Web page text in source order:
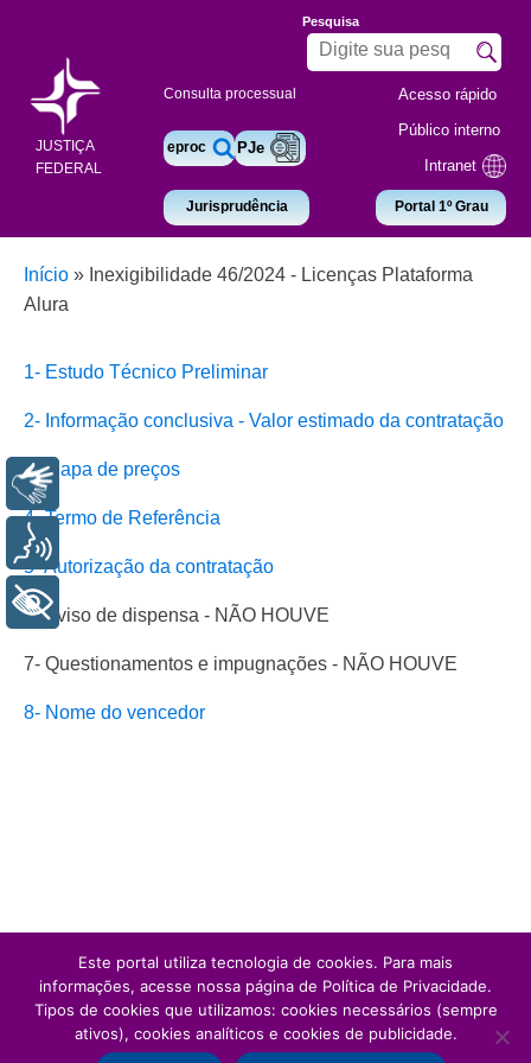
JUSTIÇA
FEDERAL
Consulta processual
eproc PJe
Jurisprudência
Pesquisa
Acesso rápido
Público interno
Intranet
Portal 1º Grau
Início » Inexigibilidade 46/2024 - Licenças Plataforma
Alura
1- Estudo Técnico Preliminar
2- Informação conclusiva - Valor estimado da contratação
3- Mapa de preços
4- Termo de Referência
5- Autorização da contratação
6- Aviso de dispensa - NÃO HOUVE
7- Questionamentos e impugnações - NÃO HOUVE
8- Nome do vencedor
Este portal utiliza tecnologia de cookies. Para mais
informações, acesse nossa página de Política de Privacidade.
Tipos de cookies que utilizamos: cookies necessários (sempre
ativos), cookies analíticos e cookies de publicidade.
Libras